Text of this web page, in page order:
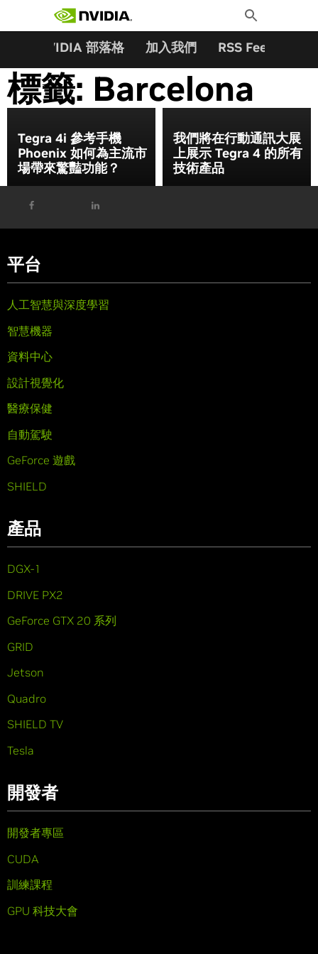
Toggle
Search
NVIDIA 部落格 加入我們 RSS Feeds
標籤: Barcelona
Tegra 4i 參考手機
Phoenix 如何為主流市
場帶來驚豔功能？
我們將在行動通訊大展
上展示 Tegra 4 的所有
技術產品
平台
人工智慧與深度學習
智慧機器
資料中心
設計視覺化
醫療保健
自動駕駛
GeForce 遊戲
SHIELD
產品
DGX-1
DRIVE PX2
GeForce GTX 20 系列
GRID
Jetson
Quadro
SHIELD TV
Tesla
開發者
開發者專區
CUDA
訓練課程
GPU 科技大會